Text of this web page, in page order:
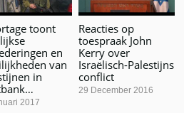
toont
en
van
in
2017
Reacties op
toespraak John
Kerry over
Israëlisch-Palestijns
conflict
29 December 2016